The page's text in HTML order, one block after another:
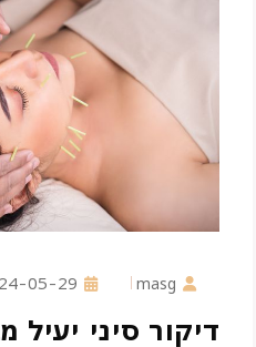
masg
05-29
דיקור סיני יעיל